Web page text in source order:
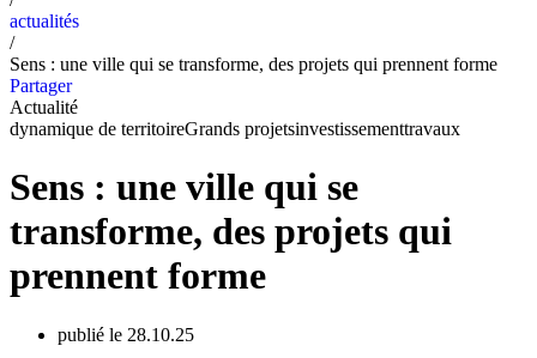
actualités
/
Sens : une ville qui se transforme, des projets qui prennent forme
Partager
Actualité
dynamique de territoireGrands projetsinvestissementtravaux
Sens : une ville qui se
transforme, des projets qui
prennent forme
publié le 28.10.25